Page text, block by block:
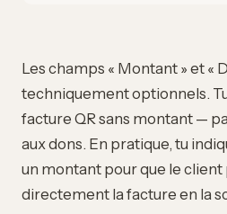
Les champs « Montant » et «
techniquement optionnels.
facture QR sans montant —
aux dons. En pratique, tu
un montant pour que le client
directement la facture en la